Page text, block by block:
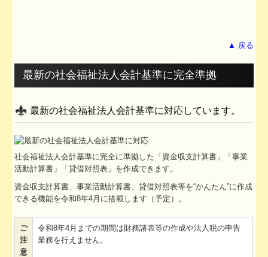
▲ 戻る
最新の社会福祉法人会計基準に完全準拠
最新の社会福祉法人会計基準に対応しています。
社会福祉法人会計基準に完全に準拠した「資金収支計算書」「事業
活動計算書」「貸借対照表」を作成できます。
資金収支計算書、事業活動計算書、貸借対照表等を“かんたん”に作成
できる機能を令和8年4月に搭載します（予定）。
ご
注
意
令和8年4月までの期間は財務諸表等の作成や法人税の申告
業務を行えません。